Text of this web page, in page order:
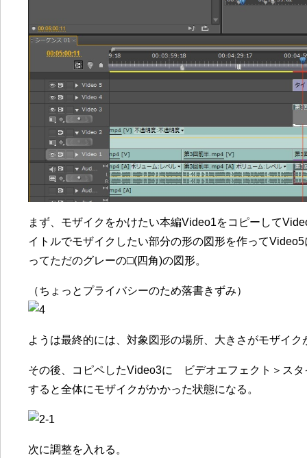
まず、モザイクをかけたい本編Video1をコピーして
イトルでモザイクしたい部分の形の図形を作って
ってただのグレーの□(四角)の図形。
（ちょっとプライバシーのため落書きずみ）
ようは最終的には、対象図形の場所、大きさがモザイ
その後、コピペしたVideo3に ビデオエフェクト＞ス
すると全体にモザイクがかかった状態になる。
次に調整を入れる。